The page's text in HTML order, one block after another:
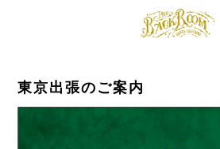
東京出張のご案内